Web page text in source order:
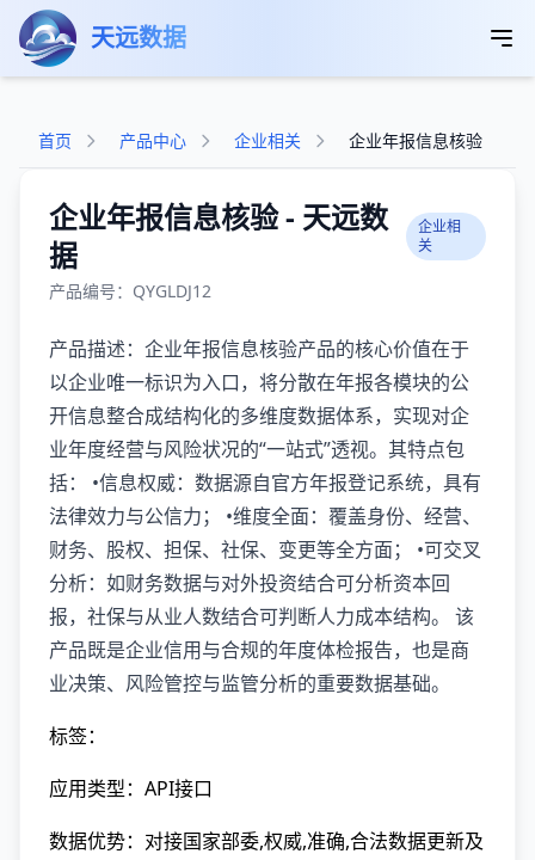
跳转到主要内容
天远数据
首页 产品中心 企业相关 企业年报信息核验
企业年报信息核验 - 天远数
据
企业相
关
产品编号：QYGLDJ12
产品描述：企业年报信息核验产品的核心价值在于
以企业唯一标识为入口，将分散在年报各模块的公
开信息整合成结构化的多维度数据体系，实现对企
业年度经营与风险状况的“一站式”透视。其特点包
括： •信息权威：数据源自官方年报登记系统，具有
法律效力与公信力； •维度全面：覆盖身份、经营、
财务、股权、担保、社保、变更等全方面； •可交叉
分析：如财务数据与对外投资结合可分析资本回
报，社保与从业人数结合可判断人力成本结构。 该
产品既是企业信用与合规的年度体检报告，也是商
业决策、风险管控与监管分析的重要数据基础。
标签：
应用类型：API接口
数据优势：对接国家部委,权威,准确,合法数据更新及